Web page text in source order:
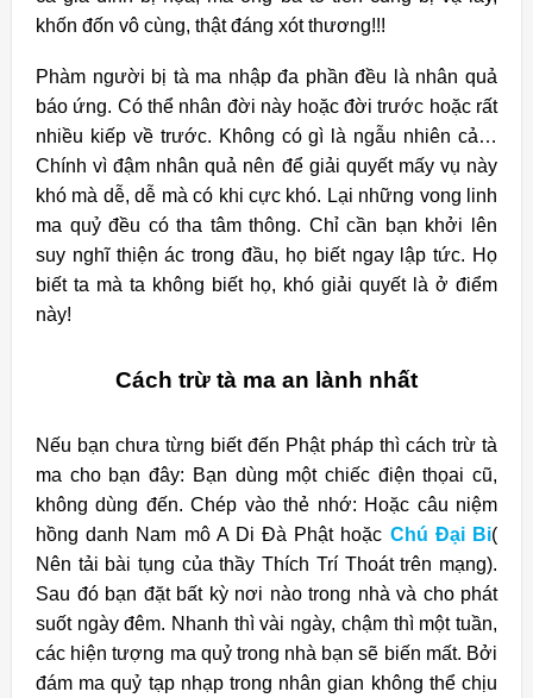
khốn đốn vô cùng, thật đáng xót thương!!!
Phàm người bị tà ma nhập đa phần đều là nhân quả
báo ứng. Có thể nhân đời này hoặc đời trước hoặc rất
nhiều kiếp về trước. Không có gì là ngẫu nhiên cả…
Chính vì đậm nhân quả nên để giải quyết mấy vụ này
khó mà dễ, dễ mà có khi cực khó. Lại những vong linh
ma quỷ đều có tha tâm thông. Chỉ cần bạn khởi lên
suy nghĩ thiện ác trong đầu, họ biết ngay lập tức. Họ
biết ta mà ta không biết họ, khó giải quyết là ở điểm
này!
Cách trừ tà ma an lành nhất
Nếu bạn chưa từng biết đến Phật pháp thì cách trừ tà
ma cho bạn đây: Bạn dùng một chiếc điện thọai cũ,
không dùng đến. Chép vào thẻ nhớ: Hoặc câu niệm
hồng danh Nam mô A Di Đà Phật hoặc Chú Đại Bi(
Nên tải bài tụng của thầy Thích Trí Thoát trên mạng).
Sau đó bạn đặt bất kỳ nơi nào trong nhà và cho phát
suốt ngày đêm. Nhanh thì vài ngày, chậm thì một tuần,
các hiện tượng ma quỷ trong nhà bạn sẽ biến mất. Bởi
đám ma quỷ tạp nhạp trong nhân gian không thể chịu